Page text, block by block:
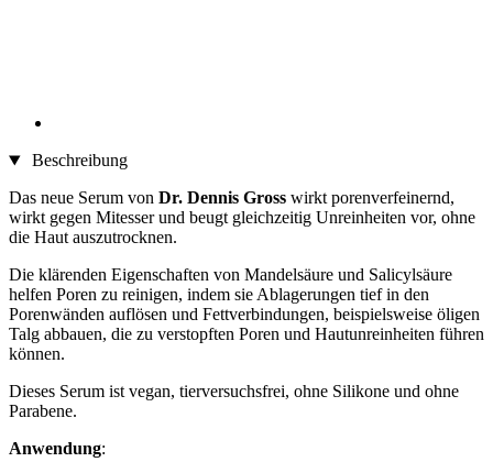
Beschreibung
Das neue Serum von Dr. Dennis Gross wirkt porenverfeinernd,
wirkt gegen Mitesser und beugt gleichzeitig Unreinheiten vor, ohne
die Haut auszutrocknen.
Die klärenden Eigenschaften von Mandelsäure und Salicylsäure
helfen Poren zu reinigen, indem sie Ablagerungen tief in den
Porenwänden auflösen und Fettverbindungen, beispielsweise öligen
Talg abbauen, die zu verstopften Poren und Hautunreinheiten führen
können.
Dieses Serum ist vegan, tierversuchsfrei, ohne Silikone und ohne
Parabene.
Anwendung: